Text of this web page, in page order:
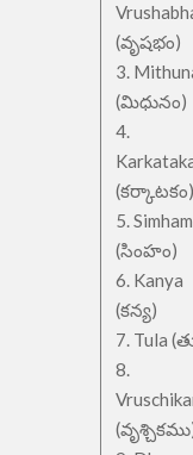
(వృషభం)
3.
(మిధునం)
4.
(కర్కాటకం)
5. Simham
(సింహం)
6. Kanya
(కన్య)
7. Tula
8.